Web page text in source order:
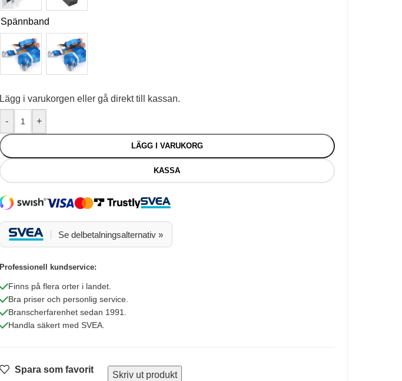
Spännband
Lägg i varukorgen eller gå direkt till kassan.
- +
LÄGG I VARUKORG
KASSA
Se delbetalningsalternativ »
Professionell kundservice:
Finns på flera orter i landet.
Bra priser och personlig service.
Branscherfarenhet sedan 1991.
Handla säkert med SVEA.
Spara som favorit
Skriv ut produkt